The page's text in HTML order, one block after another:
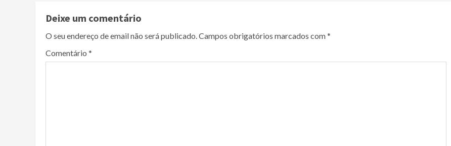
Deixe um comentário
O seu endereço de email não será publicado.Campos obrigatórios marcados com*
Comentário *